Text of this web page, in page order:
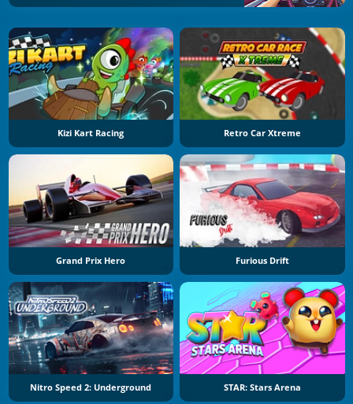
Kizi Kart Racing Retro Car Xtreme
Grand Prix Hero Furious Drift
Nitro Speed 2: Underground STAR: Stars Arena